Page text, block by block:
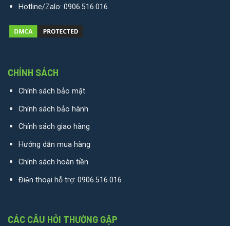
Hotline/Zalo: 0906.516.016
CHÍNH SÁCH
Chính sách bảo mật
Chính sách bảo hành
Chính sách giao hàng
Hướng dẫn mua hàng
Chính sách hoàn tiền
Điện thoại hỗ trợ: 0906.516.016
CÁC CÂU HỎI THƯỜNG GẶP